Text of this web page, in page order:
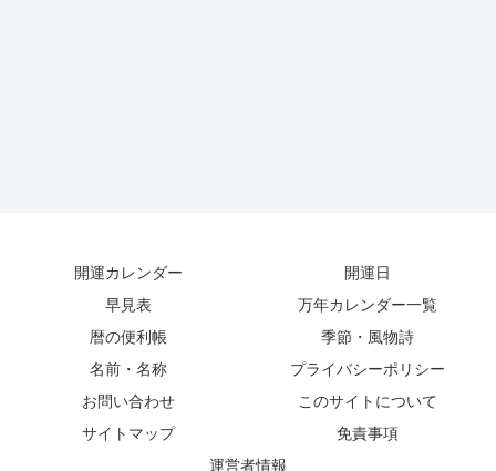
開運カレンダー
開運日
早見表
万年カレンダー一覧
暦の便利帳
季節・風物詩
名前・名称
プライバシーポリシー
お問い合わせ
このサイトについて
サイトマップ
免責事項
運営者情報